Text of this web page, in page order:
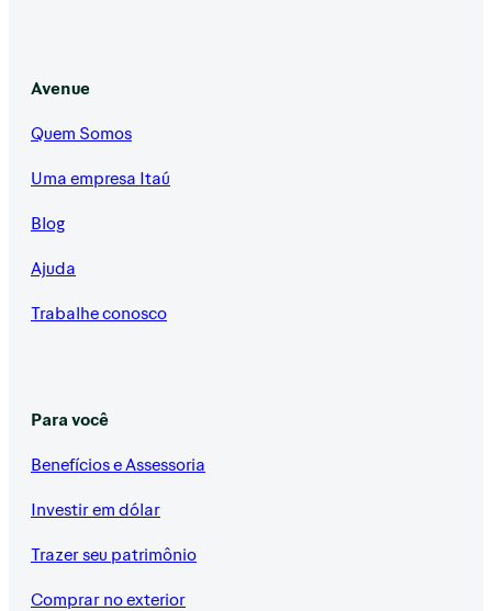
Avenue
Quem Somos
Uma empresa Itaú
Blog
Ajuda
Trabalhe conosco
Para você
Benefícios e Assessoria
Investir em dólar
Trazer seu patrimônio
Comprar no exterior